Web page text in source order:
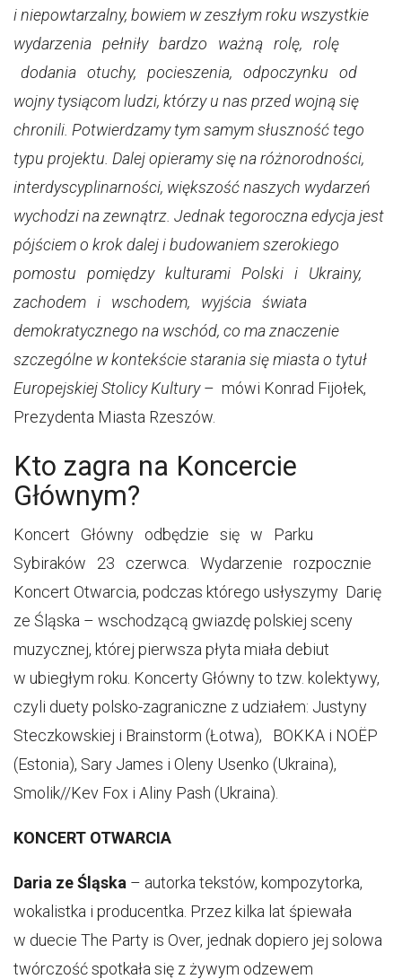
i niepowtarzalny, bowiem w zeszłym roku wszystkie
wydarzenia pełniły bardzo ważną rolę, rolę
dodania otuchy, pocieszenia, odpoczynku od
wojny tysiącom ludzi, którzy u nas przed wojną się
chronili. Potwierdzamy tym samym słuszność tego
typu projektu. Dalej opieramy się na różnorodności,
interdyscyplinarności, większość naszych wydarzeń
wychodzi na zewnątrz. Jednak tegoroczna edycja jest
pójściem o krok dalej i budowaniem szerokiego
pomostu pomiędzy kulturami Polski i Ukrainy,
zachodem i wschodem, wyjścia świata
demokratycznego na wschód, co ma znaczenie
szczególne w kontekście starania się miasta o tytuł
Europejskiej Stolicy Kultury– mówi Konrad Fijołek,
Prezydenta Miasta Rzeszów.
Kto zagra na Koncercie
Głównym?
Koncert Główny odbędzie się w Parku
Sybiraków 23 czerwca. Wydarzenie rozpocznie
Koncert Otwarcia, podczas którego usłyszymy Darię
ze Śląska – wschodzącą gwiazdę polskiej sceny
muzycznej, której pierwsza płyta miała debiut
w ubiegłym roku. Koncerty Główny to tzw. kolektywy,
czyli duety polsko-zagraniczne z udziałem: Justyny
Steczkowskiej i Brainstorm (Łotwa), BOKKA i NOËP
(Estonia), Sary James i Oleny Usenko (Ukraina),
Smolik//Kev Fox i Aliny Pash (Ukraina).
KONCERT OTWARCIA
Daria ze Śląska – autorka tekstów, kompozytorka,
wokalistka i producentka. Przez kilka lat śpiewała
w duecie The Party is Over, jednak dopiero jej solowa
twórczość spotkała się z żywym odzewem